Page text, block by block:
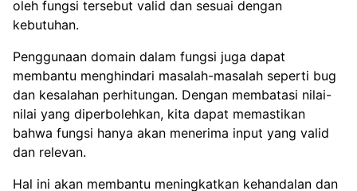
oleh fungsi tersebut valid dan sesuai dengan
kebutuhan.
Penggunaan domain dalam fungsi juga dapat
membantu menghindari masalah-masalah seperti bug
dan kesalahan perhitungan. Dengan membatasi nilai-
nilai yang diperbolehkan, kita dapat memastikan
bahwa fungsi hanya akan menerima input yang valid
dan relevan.
Hal ini akan membantu meningkatkan kehandalan dan